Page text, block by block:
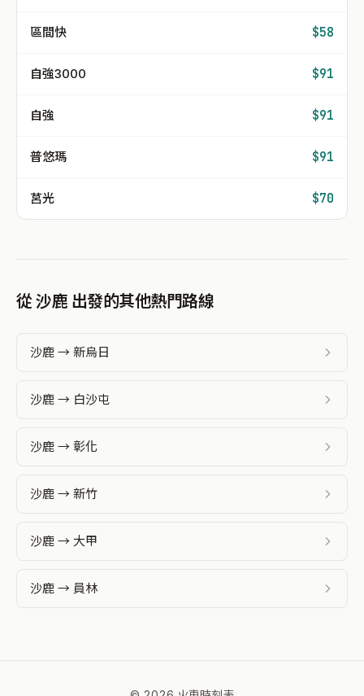
區間快 $58
自強3000 $91
自強 $91
普悠瑪 $91
莒光 $70
從 沙鹿 出發的其他熱門路線
沙鹿 → 新烏日
沙鹿 → 白沙屯
沙鹿 → 彰化
沙鹿 → 新竹
沙鹿 → 大甲
沙鹿 → 員林